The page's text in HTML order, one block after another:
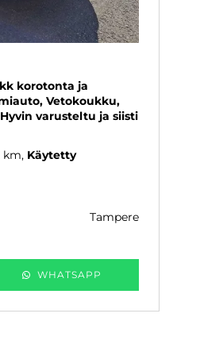
kk korotonta ja
Vetokoukku,
varusteltu ja siisti
km Käytetty
tampere
WHATSAPP